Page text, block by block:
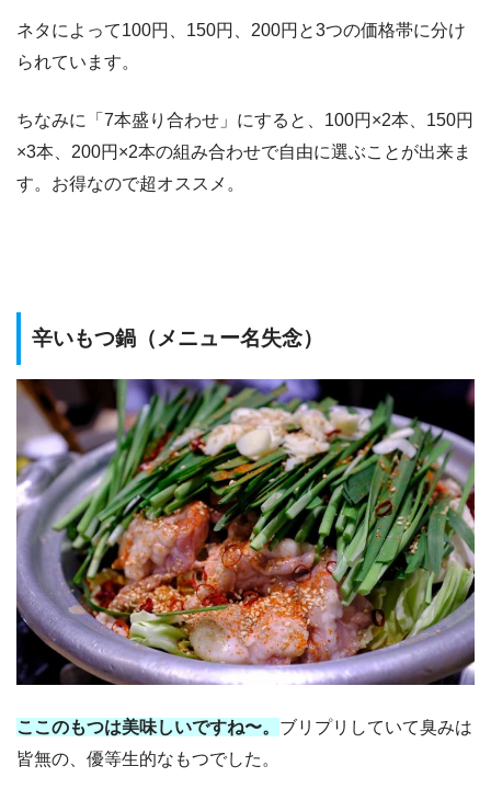
ネタによって100円、150円、200円と3つの価格帯に分け
られています。
ちなみに「7本盛り合わせ」にすると、100円×2本、150円
×3本、200円×2本の組み合わせで自由に選ぶことが出来ま
す。お得なので超オススメ。
辛いもつ鍋（メニュー名失念）
ここのもつは美味しいですね〜。 ブリプリしていて臭みは
皆無の、優等生的なもつでした。